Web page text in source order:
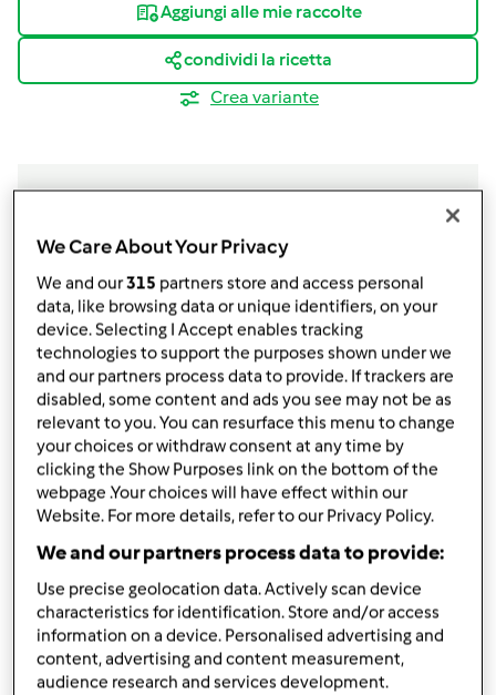
Aggiungi alle mie raccolte
condividi la ricetta
Crea variante
Ingredienti
Per la mousse al cioccolato bianco
250grammicioccolato bianco
200grammipanna fresca
200 grammilatte intero,o parzialmente
scremato
1bustina Tortagel
Per la mousse alla fragola
200grammifragole
grammi
panna fresca
200grammilatte intero, o parzialmente
scremato
100grammizucchero semolato
2cucchiainisucco di limone
1bustinaTortagel
We Care About Your Privacy
We and our315 partners store and access personal
data, like browsing data or unique identifiers, on your
device. Selecting I Accept enables tracking
technologies to support the purposes shown under we
and our partners process data to provide. If trackers are
disabled, some content and ads you see may not be as
relevant to you. You can resurface this menu to change
your choices or withdraw consent at any time by
clicking the Show Purposes link on the bottom of the
webpage .Your choices will have effect within our
Website. For more details, refer to our Privacy Policy.
We and our partners process data to provide:
Use precise geolocation data. Actively scan device
characteristics for identification. Store and/or access
information on a device. Personalised advertising and
content, advertising and content measurement,
audience research and services development.